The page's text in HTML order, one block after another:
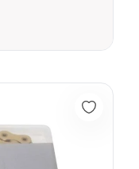
Ciclismo Mtb Dorada